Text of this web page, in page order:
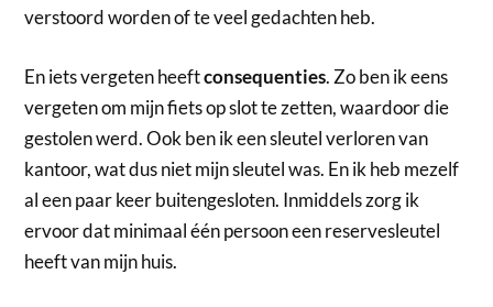
verstoord worden of te veel gedachten heb.
En iets vergeten heeftconsequenties. Zo ben ik eens
vergeten om mijn fiets op slot te zetten, waardoor die
gestolen werd. Ook ben ik een sleutel verloren van
kantoor, wat dus niet mijn sleutel was. En ik heb mezelf
al een paar keer buitengesloten. Inmiddels zorg ik
ervoor dat minimaal één persoon een reservesleutel
heeft van mijn huis.